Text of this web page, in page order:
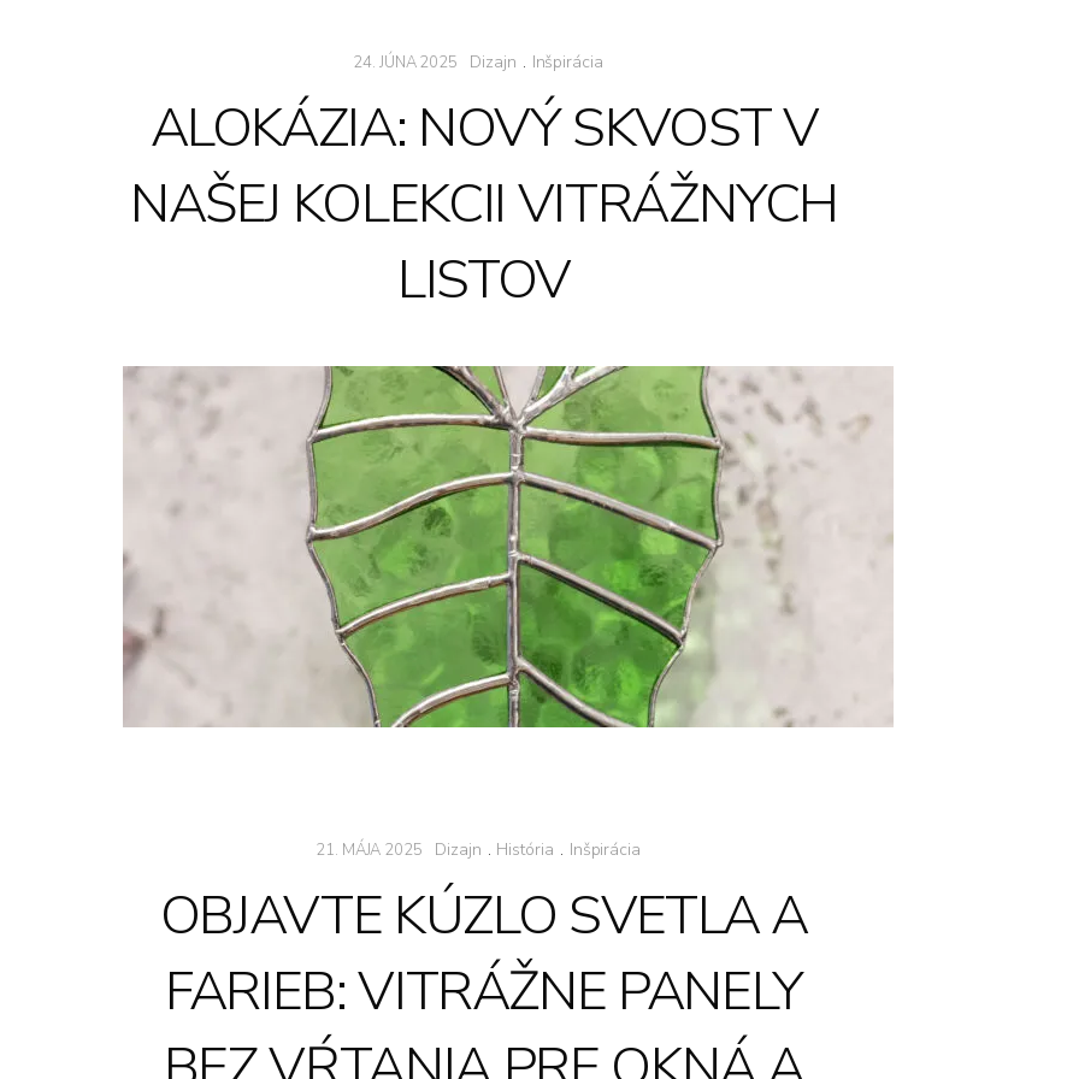
24. JÚNA 2025 Dizajn . Inšpirácia
ALOKÁZIA: NOVÝ SKVOST V
NAŠEJ KOLEKCII VITRÁŽNYCH
LISTOV
21. MÁJA 2025 Dizajn . História . Inšpirácia
OBJAVTE KÚZLO SVETLA A
FARIEB: VITRÁŽNE PANELY